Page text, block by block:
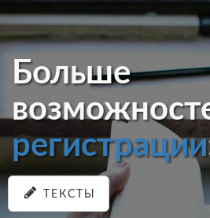
Больше
регистрации
ТЕКСТЫ